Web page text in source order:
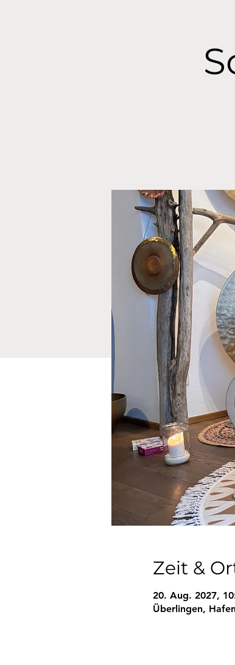
Zeit &
20. Aug. 2027,
Überlingen,